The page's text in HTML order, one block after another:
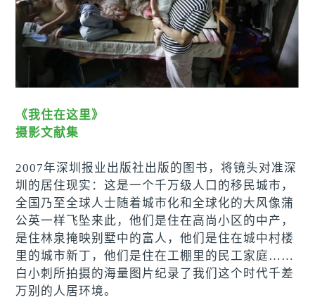
《我住在这里》
摄影文献集
2007年深圳报业出版社出版的图书，将镜头对准深
圳的居住现实：这是一个千万级人口的移民城市，
全国乃至全球人士随着城市化和全球化的大风像蒲
公英一样飞坠来此，他们是住在高尚小区的中产，
是住林泉掩映别墅中的富人，他们是住在城中村楼
里的城市新丁，他们是住在工棚里的民工家庭……
白小刺所拍摄的海量图片纪录了我们这个时代千差
万别的人居环境。